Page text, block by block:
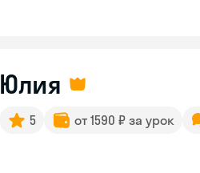
Юлия
5 от 1590 ₽ за урок